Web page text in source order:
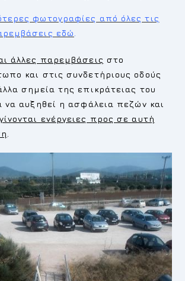
φωτογραφίες από όλες τις
εδώ
άλλες παρεμβάσεις στο
και στις συνδετήριους οδούς
σημεία της επικράτειας του
αυξηθεί η ασφάλεια πεζών και
γίνονται ενέργειες προς σε αυτή